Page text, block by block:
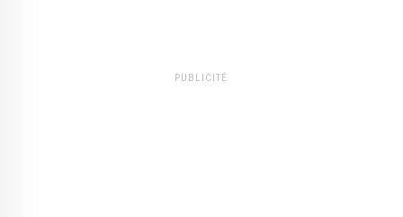
PUBLICITÉ